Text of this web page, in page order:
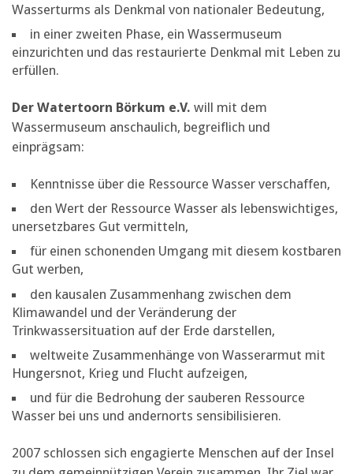
Wasserturms als Denkmal von nationaler Bedeutung,
in einer zweiten Phase, ein Wassermuseum
einzurichten und das restaurierte Denkmal mit Leben zu
erfüllen.
Der Watertoorn Börkum e.V. will mit dem
Wassermuseum anschaulich, begreiflich und
einprägsam:
Kenntnisse über die Ressource Wasser verschaffen,
den Wert der Ressource Wasser als lebenswichtiges,
unersetzbares Gut vermitteln,
für einen schonenden Umgang mit diesem kostbaren
Gut werben,
den kausalen Zusammenhang zwischen dem
Klimawandel und der Veränderung der
Trinkwassersituation auf der Erde darstellen,
weltweite Zusammenhänge von Wasserarmut mit
Hungersnot, Krieg und Flucht aufzeigen,
und für die Bedrohung der sauberen Ressource
Wasser bei uns und andernorts sensibilisieren.
2007 schlossen sich engagierte Menschen auf der Insel